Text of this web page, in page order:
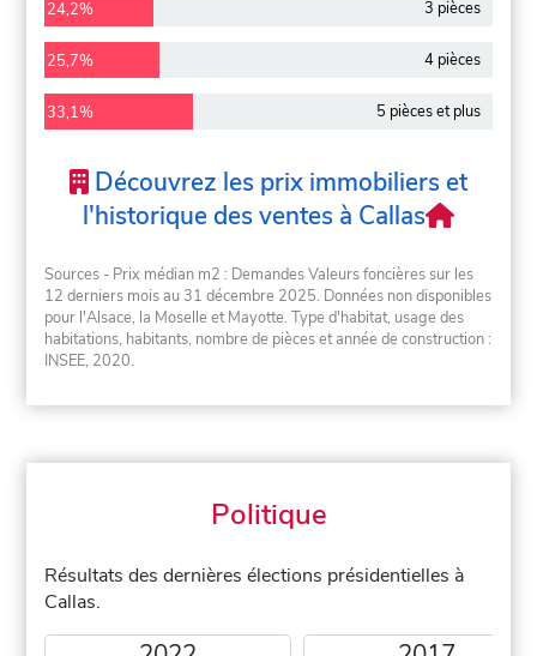
24,2% 3 pièces
25,7% 4 pièces
33,1% 5 pièces et plus
Découvrez les prix immobiliers et
l'historique des ventes à Callas
Sources - Prix médian m2 : Demandes Valeurs foncières sur les
12 derniers mois au 31 décembre 2025. Données non disponibles
pour l'Alsace, la Moselle et Mayotte. Type d'habitat, usage des
habitations, habitants, nombre de pièces et année de construction :
INSEE, 2020.
Politique
Résultats des dernières élections présidentielles à
Callas.